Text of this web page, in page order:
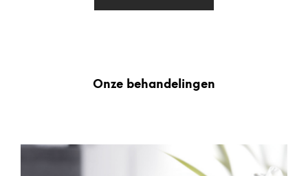
Onze behandelingen